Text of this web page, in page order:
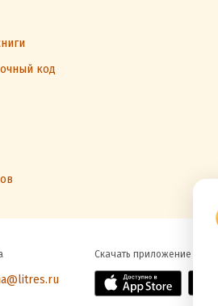
код
Скачать приложение